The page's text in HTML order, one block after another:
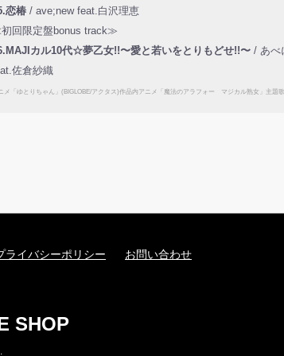
恋椿 / ave;new feat.白沢理恵
回限定盤bonus track≫
カル10代☆夢乙女!!〜愛と若いをとりもどせ!!〜 / あべ
佐倉紗織
メ「ゆとりちゃん」(BIGLOBE/アクタス)作品内アニメ「魔法のアラフォー マジカル熟女」主題歌
ライバシーポリシー お問い合わせ
SHOP